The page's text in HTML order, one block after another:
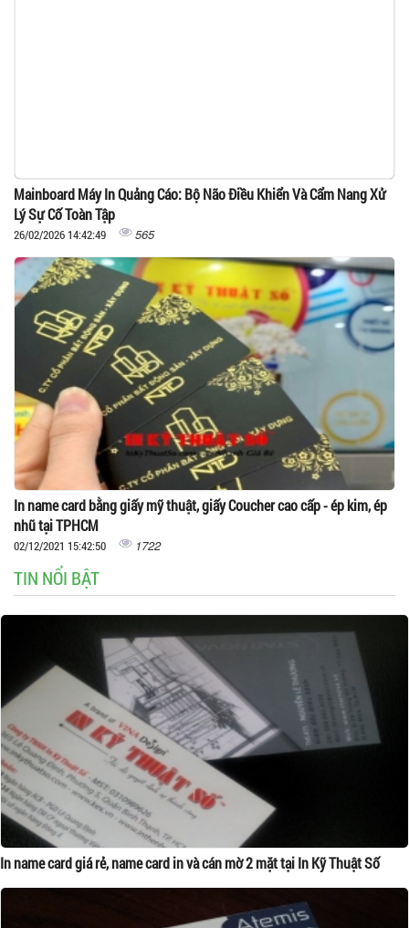
Mainboard Máy In Quảng Cáo: Bộ Não Điều Khiển Và Cẩm Nang Xử
Lý Sự Cố Toàn Tập
26/02/2026 14:42:49 565
In name card bằng giấy mỹ thuật, giấy Coucher cao cấp - ép kim, ép
nhũ tại TPHCM
02/12/2021 15:42:50 1722
TIN NỔI BẬT
In name card giá rẻ, name card in và cán mờ 2 mặt tại In Kỹ Thuật Số